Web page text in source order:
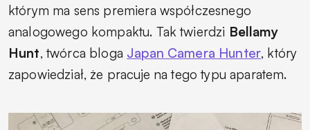
którym ma sens premiera współczesnego
analogowego kompaktu. Tak twierdzi Bellamy
Hunt, twórca bloga Japan Camera Hunter, który
zapowiedział, że pracuje na tego typu aparatem.